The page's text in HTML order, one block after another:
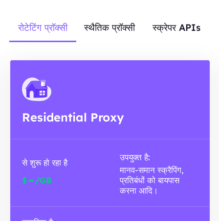
रोटेटिंग प्रॉक्सी स्थैतिक प्रॉक्सी स्क्रेपर APIs
Residential Proxy
से शुरू हो रहा है
$- /GB
उपयुक्त है:
मानव-समान स्क्रैपिंग,
प्रतिबंधों को बायपास
करना आदि।